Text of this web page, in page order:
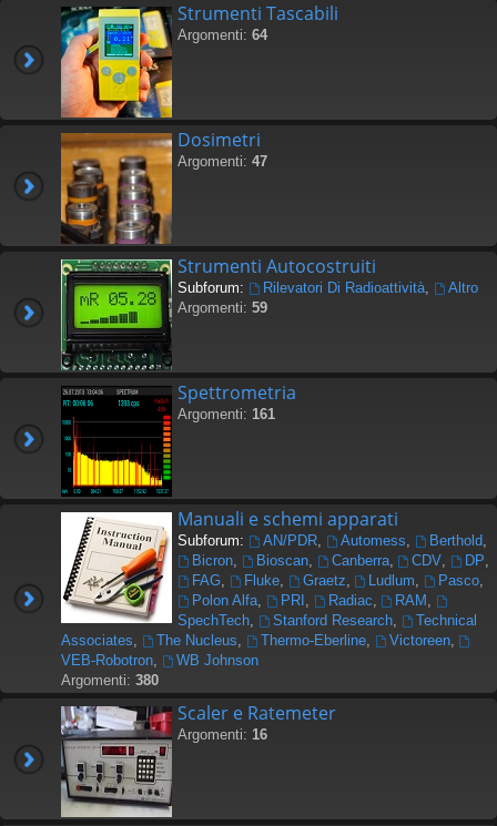
Strumenti Tascabili
Argomenti: 64
Dosimetri
Argomenti: 47
Strumenti Autocostruiti
Subforum: Rilevatori Di Radioattività,
Altro
Argomenti: 59
Spettrometria
Argomenti: 161
Manuali e schemi apparati
Subforum: AN/PDR, Automess, Berthold,
Bicron, Bioscan, Canberra, CDV, DP,
FAG, Fluke, Graetz, Ludlum, Pasco,
Polon Alfa, PRI , Radiac, RAM ,
SpechTech, Stanford Research,
Technical
Associates, The Nucleus, Thermo-Eberline, Victoreen,
VEB-Robotron,
WB Johnson
Argomenti: 380
Scaler e Ratemeter
Argomenti: 16